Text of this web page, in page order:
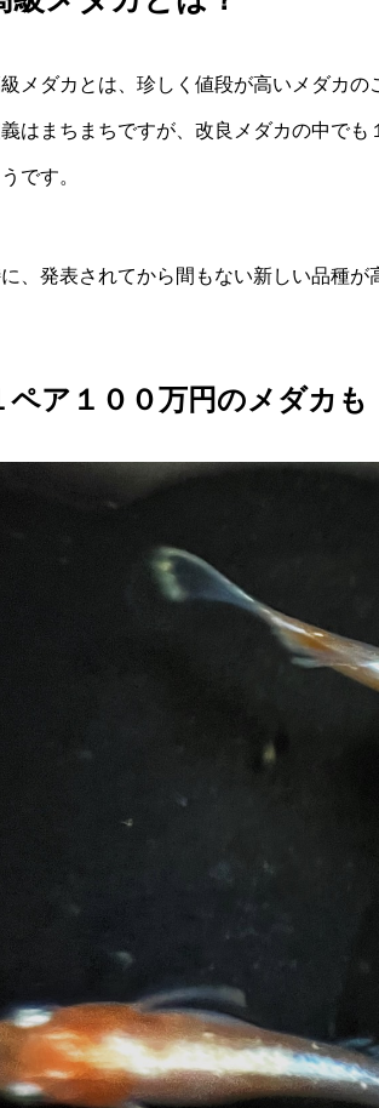
メダカとは、珍しく値段が高いメダカの
はまちまちですが、改良メダカの中で
です。
、発表されてから間もない新しい品種が
ペア１００万円のメダカも